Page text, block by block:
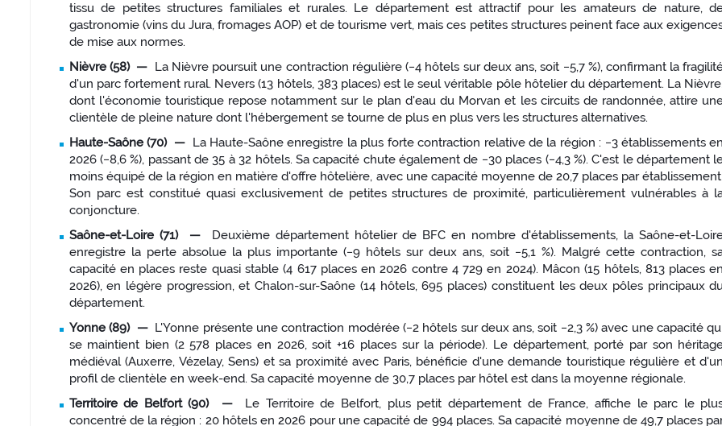
tissu de petites structures familiales et rurales. Le département est attractif pour les amateurs de nature,
gastronomie (vins du Jura, fromages AOP) et de tourisme vert, mais ces petites structures peinent face aux
de mise aux normes.
Nièvre (58) —
La Nièvre poursuit une contraction régulière (−4 hôtels sur deux ans, soit −5,7 %), confirmant la
d'un parc fortement rural. Nevers (13 hôtels, 383 places) est le seul véritable pôle hôtelier du département. La
dont l'économie touristique repose notamment sur le plan d'eau du Morvan et les circuits de randonnée, attire
clientèle de pleine nature dont l'hébergement se tourne de plus en plus vers les structures alternatives.
Haute-Saône (70) —
La Haute-Saône enregistre la plus forte contraction relative de la région : −3 établissements en
2026 (−8,6 %), passant de 35 à 32 hôtels. Sa capacité chute également de −30 places (−4,3 %). C'est le département
moins équipé de la région en matière d'offre hôtelière, avec une capacité moyenne de 20,7 places par établissement.
Son parc est constitué quasi exclusivement de petites structures de proximité, particulièrement vulnérables à
conjoncture.
Saône-et-Loire (71) —
Deuxième département hôtelier de BFC en nombre d'établissements, la Saône-et-
enregistre la perte absolue la plus importante (−9 hôtels sur deux ans, soit −5,1 %). Malgré cette contraction,
capacité en places reste quasi stable (4 617 places en 2026 contre 4 729 en 2024). Mâcon (15 hôtels, 813 places en
2026), en légère progression, et Chalon-sur-Saône (14 hôtels, 695 places) constituent les deux pôles principaux
département.
Yonne (89) — L'Yonne présente une contraction modérée (−2 hôtels sur deux ans, soit −2,3 %) avec une capacité
se maintient bien (2 578 places en 2026, soit +16 places sur la période). Le département, porté par son
médiéval (Auxerre, Vézelay, Sens) et sa proximité avec Paris, bénéficie d'une demande touristique régulière et d'un
profil de clientèle en week-end. Sa capacité moyenne de 30,7 places par hôtel est dans la moyenne régionale.
Territoire de Belfort (90) —
Le Territoire de Belfort, plus petit département de France, affiche le parc le
concentré de la région : 20 hôtels en 2026 pour une capacité de 994 places. Sa capacité moyenne de 49,7 places